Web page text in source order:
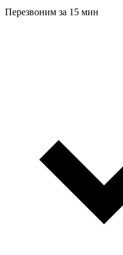
Перезвоним за 15 мин